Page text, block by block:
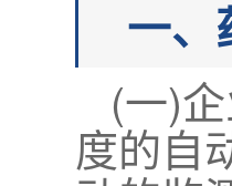
一、
(一)
度的自